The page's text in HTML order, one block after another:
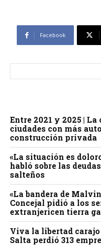
Facebook
Entre 2021 y 2025 |
ciudades con más
construcción privada
«La situación es
habló sobre las
salteños
«La bandera de
Concejal pidió a los
extranjericen tierra
Viva la libertad
Salta perdió 313